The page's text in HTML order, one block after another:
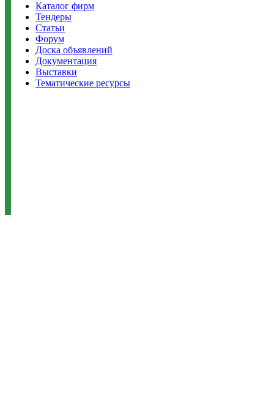
Каталог фирм
Тендеры
Статьи
Форум
Доска объявлений
Документация
Выставки
Тематические ресурсы